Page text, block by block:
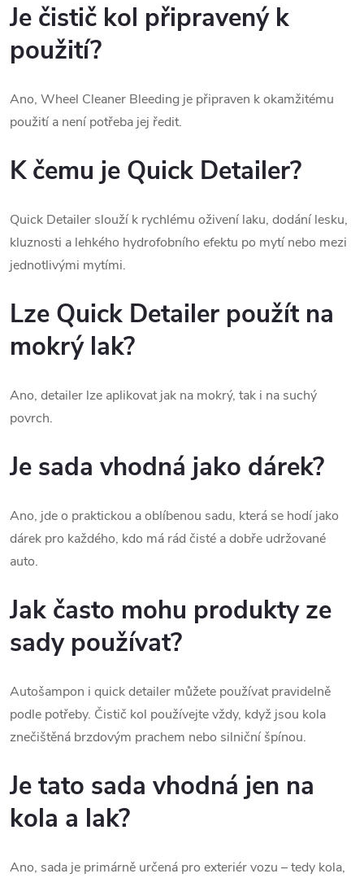
Je čistič kol připravený k
použití?
Ano, Wheel Cleaner Bleeding je připraven k okamžitému
použití a není potřeba jej ředit.
K čemu je Quick Detailer?
Quick Detailer slouží k rychlému oživení laku, dodání lesku,
kluznosti a lehkého hydrofobního efektu po mytí nebo mezi
jednotlivými mytími.
Lze Quick Detailer použít na
mokrý lak?
Ano, detailer lze aplikovat jak na mokrý, tak i na suchý
povrch.
Je sada vhodná jako dárek?
Ano, jde o praktickou a oblíbenou sadu, která se hodí jako
dárek pro každého, kdo má rád čisté a dobře udržované
auto.
Jak často mohu produkty ze
sady používat?
Autošampon i quick detailer můžete používat pravidelně
podle potřeby. Čistič kol používejte vždy, když jsou kola
znečištěná brzdovým prachem nebo silniční špínou.
Je tato sada vhodná jen na
kola a lak?
Ano, sada je primárně určená pro exteriér vozu – tedy kola,